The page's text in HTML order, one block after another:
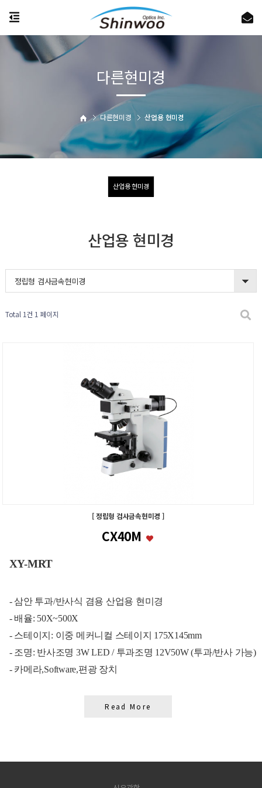
산업용 현미경
다른현미경 산업용 현미경
다른현미경
산업용 현미경
정립형 검사금속현미경
Total 1건 1 페이지
[ 정립형 검사금속현미경 ]
CX40M
XY-MRT
- 삼안 투과/반사식 겸용 산업용 현미경
- 배율: 50X~500X
- 스테이지: 이중 메커니컬 스테이지 175X145mm
- 조명: 반사조명 3W LED / 투과조명 12V50W (투과/반사 가능)
- 카메라,Software,편광 장치
Read More